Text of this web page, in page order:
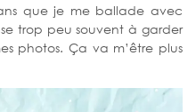
que je me ballade avec
trop peu souvent à garder
photos. Ça va m’être plus